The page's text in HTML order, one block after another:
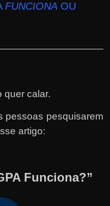
FUNCIONA OU
quer calar.
pessoas pesquisarem
artigo:
Funciona?”